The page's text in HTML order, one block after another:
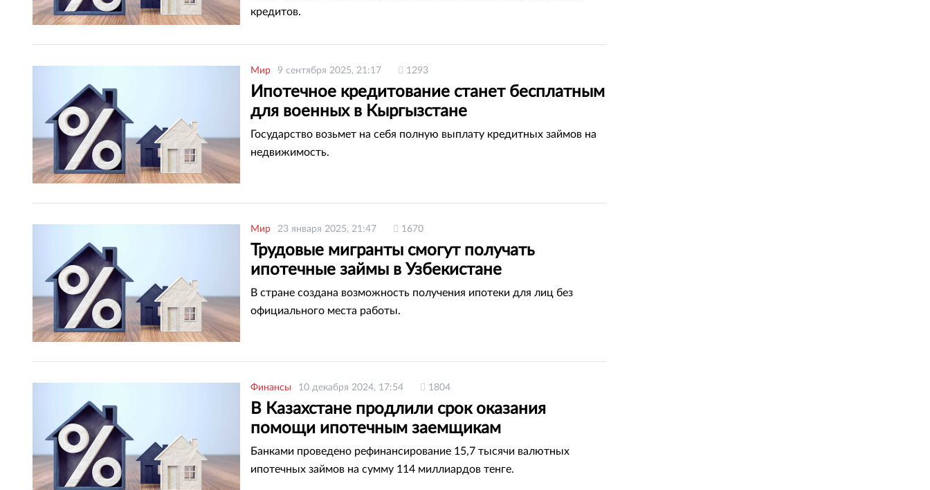
кредитов.
Мир 9 сентября 2025, 21:17 1293
Ипотечное кредитование станет бесплатным
для военных в Кыргызстане
Государство возьмет на себя полную выплату кредитных займов на
недвижимость.
Мир 23 января 2025, 21:47 1670
Трудовые мигранты смогут получать
ипотечные займы в Узбекистане
В стране создана возможность получения ипотеки для лиц без
официального места работы.
Финансы 10 декабря 2024, 17:54 1804
В Казахстане продлили срок оказания
помощи ипотечным заемщикам
Банками проведено рефинансирование 15,7 тысячи валютных
ипотечных займов на сумму 114 миллиардов тенге.